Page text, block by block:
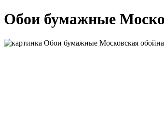
Обои бумажные